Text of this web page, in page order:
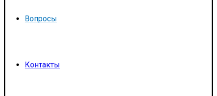
Вопросы
Контакты